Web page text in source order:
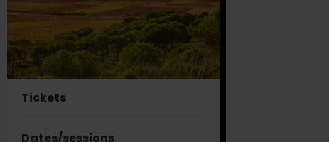
Tickets
Dates/sessions